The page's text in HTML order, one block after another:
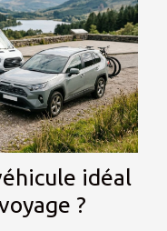
idéal
?